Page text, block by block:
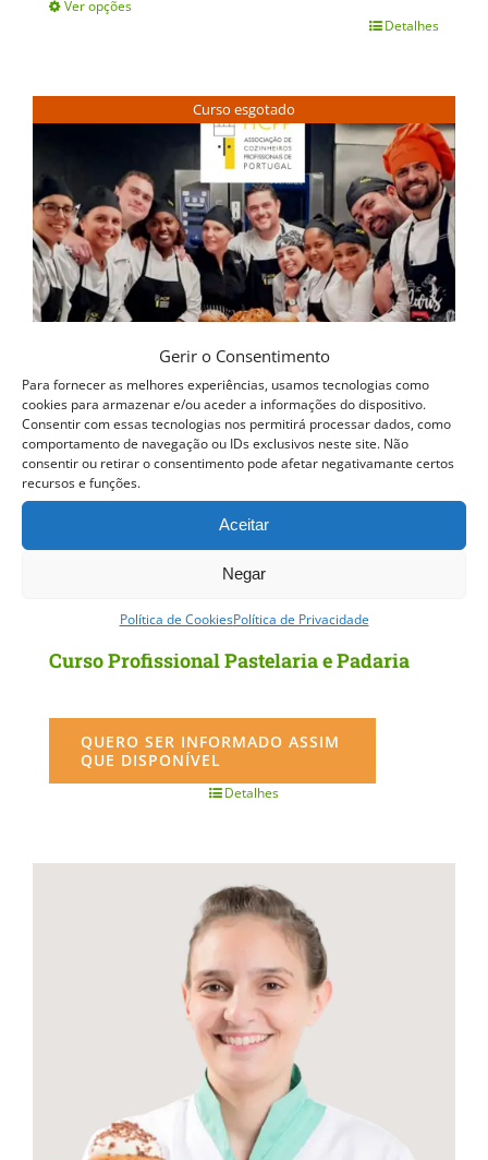
Gerir o Consentimento
Para fornecer as melhores experiências, usamos tecnologias como
cookies para armazenar e/ou aceder a informações do dispositivo.
Consentir com essas tecnologias nos permitirá processar dados, como
comportamento de navegação ou IDs exclusivos neste site. Não
consentir ou retirar o consentimento pode afetar negativamante certos
recursos e funções.
Aceitar
Negar
Política de CookiesPolítica de Privacidade
Ver opções
has
variants.
The
options
may
be
on
the
product
page
Detalhes
Curso esgotado
Curso Profissional Pastelaria e Padaria
QUERO SER INFORMADO ASSIM
QUE DISPONÍVEL
Detalhes